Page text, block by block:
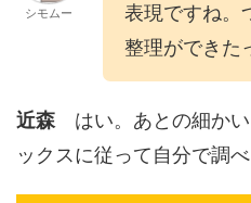
シモムー
表現ですね。
整理ができた
近森はい。あとの細かい
ックスに従って自分で調